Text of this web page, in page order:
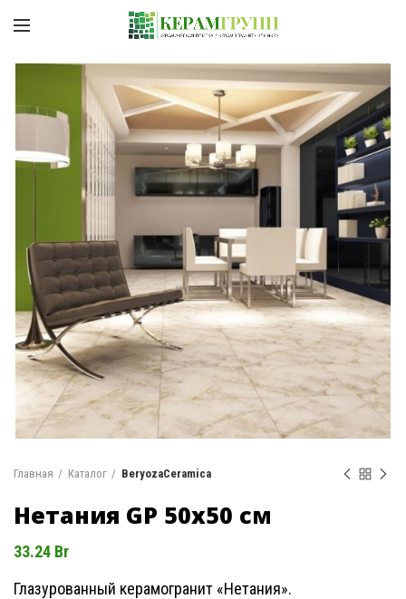
Главная Каталог BeryozaCeramica
Нетания GP 50х50 см
33.24 Br
Глазурованный керамогранит «Нетания».